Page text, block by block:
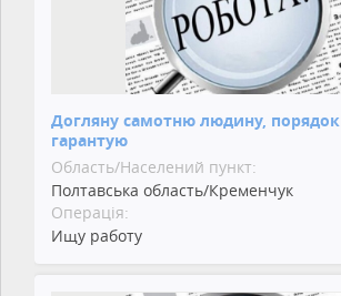
Догляну самотню людину, порядок
гарантую
Область/Населений пункт:
Полтавська область/Кременчук
Операція:
Ищу работу